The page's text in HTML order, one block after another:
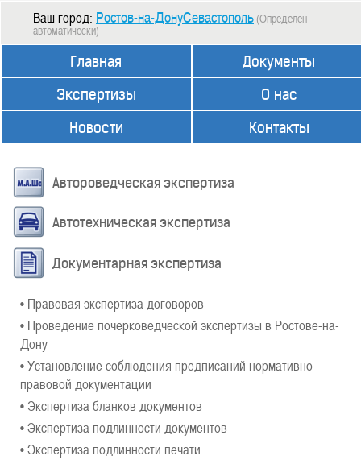
Ваш город: Ростов-на-ДонуСевастополь (Определен
автоматически)
Главная
Экспертизы
Новости
Документы
О нас
Контакты
Автороведческая экспертиза
Автотехническая экспертиза
Документарная экспертиза
• Правовая экспертиза договоров
• Проведение почерковедческой экспертизы в Ростове-на-
Дону
• Установление соблюдения предписаний нормативно-
правовой документации
• Экспертиза бланков документов
• Экспертиза подлинности документов
• Экспертиза подлинности печати